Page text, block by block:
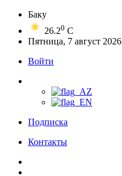
Баку
26.20 C
Пятница, 7 август 2026
Войти
Подписка
Контакты